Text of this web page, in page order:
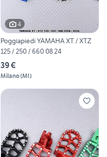
4
Poggiapiedi YAMAHA XT / XTZ
125 / 250 / 660 08 24
39 €
Milano(MI)